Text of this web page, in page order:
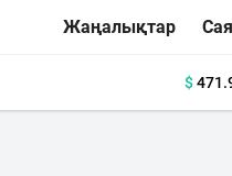
Жаңалықтар
$